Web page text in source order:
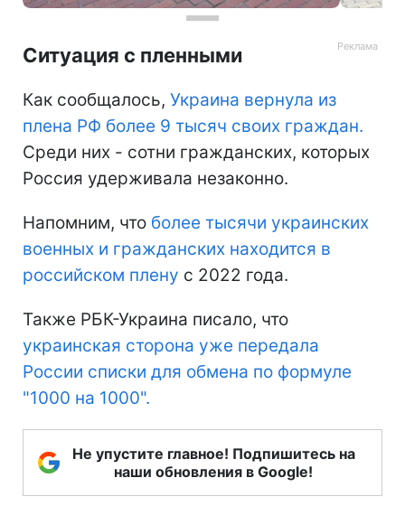
Ситуация с пленными
Как сообщалось, Украина вернула из
плена РФ более 9 тысяч своих граждан.
Среди них - сотни гражданских, которых
Россия удерживала незаконно.
Напомним, что более тысячи украинских
военных и гражданских находится в
российском плену с 2022 года.
Также РБК-Украина писало, что
украинская сторона уже передала
России списки для обмена по формуле
"1000 на 1000".
Не упустите главное! Подпишитесь на
наши обновления в Google!